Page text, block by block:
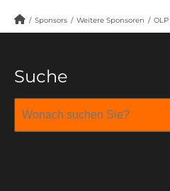
/ Sponsors / Weitere Sponsoren / OLP
Suche